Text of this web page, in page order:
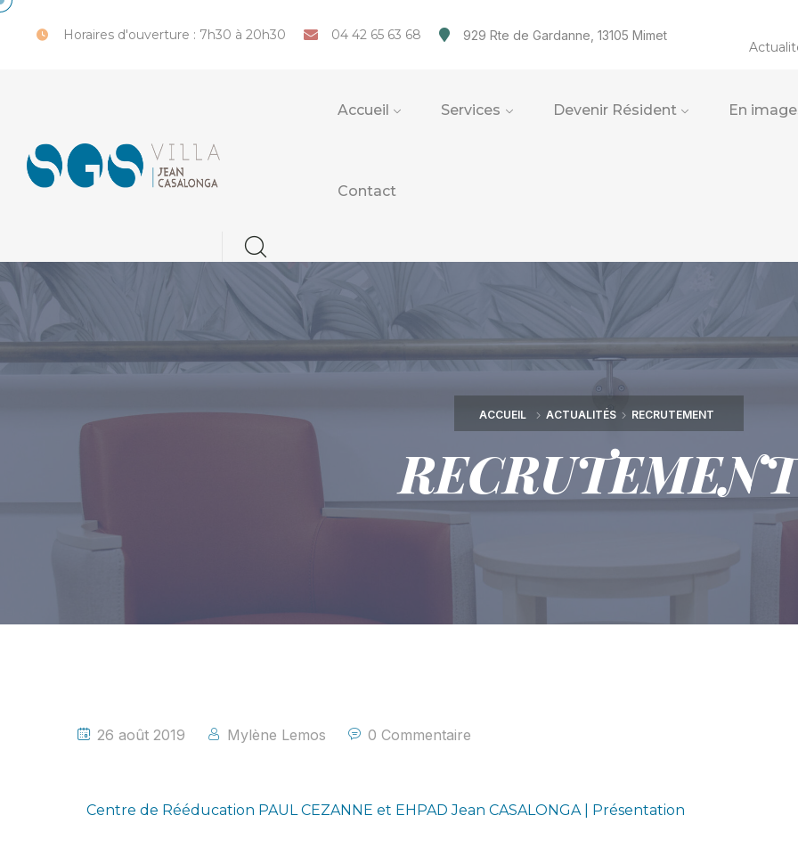
Horaires d'ouverture : 7h30 à 20h30 04 42 65 63 68 929 Rte de Gardanne, 13105 Mimet
Accueil Services Devenir Résident En
Contact
ACCUEIL ACTUALITÉS RECRUTEMENT
RECRUTEMENT
26 août 2019 Mylène Lemos 0 Commentaire
Centre de Rééducation PAUL CEZANNE et EHPAD Jean CASALONGA | Présentation